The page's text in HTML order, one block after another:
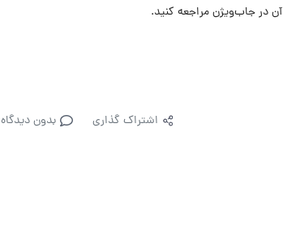
در جاب‌ویژن مراجعه کنید.
اشتراک گذاری بدون دیدگاه